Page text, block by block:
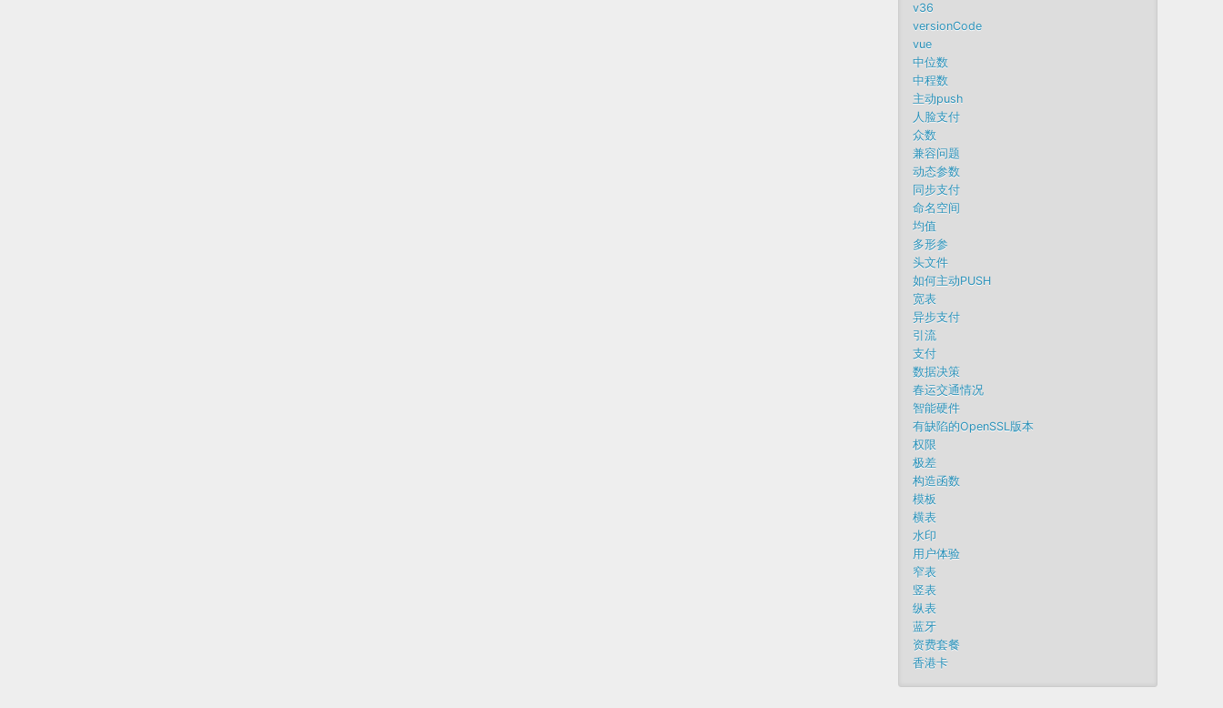
v36
versionCode
vue
中位数
中程数
主动push
人脸支付
众数
兼容问题
动态参数
同步支付
命名空间
均值
多形参
头文件
如何主动PUSH
宽表
异步支付
引流
支付
数据决策
春运交通情况
智能硬件
有缺陷的OpenSSL版本
权限
极差
构造函数
模板
横表
水印
用户体验
窄表
竖表
纵表
蓝牙
资费套餐
香港卡